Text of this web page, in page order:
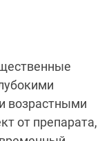
возрастными
от препарата,